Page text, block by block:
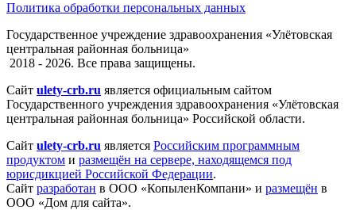
Политика обработки персональных данных
Государственное учреждение здравоохранения «Улётовская
центральная районная больница»
2018 - 2026. Все права защищены.
Сайт ulety-crb.ru является официальным сайтом
Государственного учреждения здравоохранения «Улётовская
центральная районная больница» Российской области.
Сайт ulety-crb.ru является Российским программным
продуктом и размещён на сервере, находящемся под
юрисдикцией Российской Федерации.
Сайт разработан в ООО «КопыленКомпани» и размещён в
ООО «Дом для сайта».